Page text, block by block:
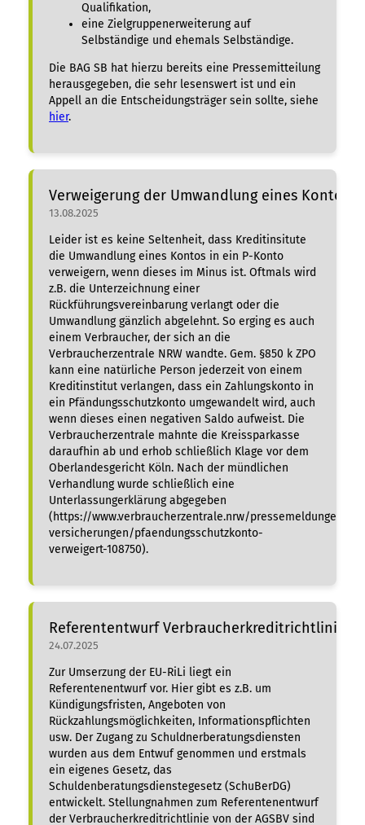
Qualifikation,
eine Zielgruppenerweiterung auf
Selbständige und ehemals Selbständige.
Die BAG SB hat hierzu bereits eine Pressemitteilung
herausgegeben, die sehr lesenswert ist und ein
Appell an die Entscheidungsträger sein sollte, siehe
hier.
Verweigerung der Umwandlung eines Kontos
13.08.2025
Leider ist es keine Seltenheit, dass Kreditinsitute
die Umwandlung eines Kontos in ein P-Konto
verweigern, wenn dieses im Minus ist. Oftmals wird
z.B. die Unterzeichnung einer
Rückführungsvereinbarung verlangt oder die
Umwandlung gänzlich abgelehnt. So erging es auch
einem Verbraucher, der sich an die
Verbraucherzentrale NRW wandte. Gem. §850 k ZPO
kann eine natürliche Person jederzeit von einem
Kreditinstitut verlangen, dass ein Zahlungskonto in
ein Pfändungsschutzkonto umgewandelt wird, auch
wenn dieses einen negativen Saldo aufweist. Die
Verbraucherzentrale mahnte die Kreissparkasse
daraufhin ab und erhob schließlich Klage vor dem
Oberlandesgericht Köln. Nach der mündlichen
Verhandlung wurde schließlich eine
Unterlassungerklärung abgegeben
(https://www.verbraucherzentrale.nrw/pressemeldungen/
versicherungen/pfaendungsschutzkonto-
verweigert-108750).
Referententwurf Verbraucherkreditrichtlinie
24.07.2025
Zur Umserzung der EU-RiLi liegt ein
Referentenentwurf vor. Hier gibt es z.B. um
Kündigungsfristen, Angeboten von
Rückzahlungsmöglichkeiten, Informationspflichten
usw. Der Zugang zu Schuldnerberatungsdiensten
wurden aus dem Entwuf genommen und erstmals
ein eigenes Gesetz, das
Schuldenberatungsdienstegesetz (SchuBerDG)
entwickelt. Stellungnahmen zum Referentenentwurf
der Verbraucherkreditrichtlinie von der AGSBV sind